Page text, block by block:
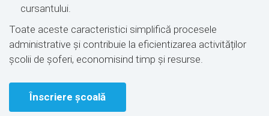
cursantului.
Toate aceste caracteristici simplifică procesele
administrative și contribuie la eficientizarea activităților
școlii de șoferi, economisind timp și resurse.
Înscriere școală